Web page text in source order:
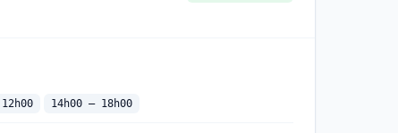
14h00 — 18h00